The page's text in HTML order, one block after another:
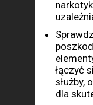
łączyć
służby,
dla